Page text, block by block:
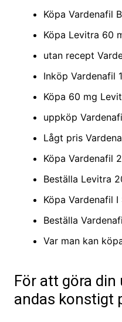
Köpa Vardenafil
Köpa Levitra 60
utan recept
Inköp Vardenafil
Köpa 60 mg
uppköp
Lågt pris
Köpa Vardenafil
Beställa Levitra
Köpa Vardenafil
Beställa
Var man kan
För att göra din
andas konstigt